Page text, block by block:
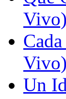
Un